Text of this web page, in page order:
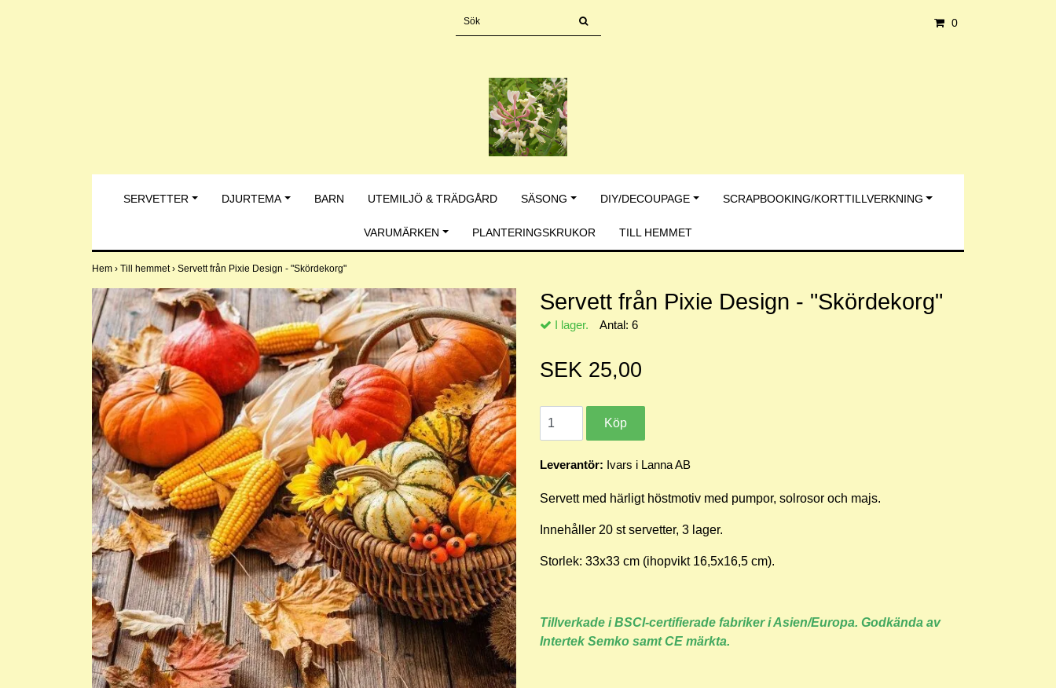
0
SERVETTER DJURTEMA BARN UTEMILJÖ & TRÄDGÅRD SÄSONG DIY/DECOUPAGE SCRAPBOOKING/KORTTILLVERKNING
VARUMÄRKEN PLANTERINGSKRUKOR TILL HEMMET
Hem › Till hemmet› Servett från Pixie Design - "Skördekorg"
Servett från Pixie Design - "Skördekorg"
I lager. Antal: 6
SEK 25,00
Leverantör: Ivars i Lanna AB
Servett med härligt höstmotiv med pumpor, solrosor och majs.
Innehåller 20 st servetter, 3 lager.
Storlek: 33x33 cm (ihopvikt 16,5x16,5 cm).
Tillverkade i BSCI-certifierade fabriker i Asien/Europa. Godkända av
Intertek Semko samt CE märkta.